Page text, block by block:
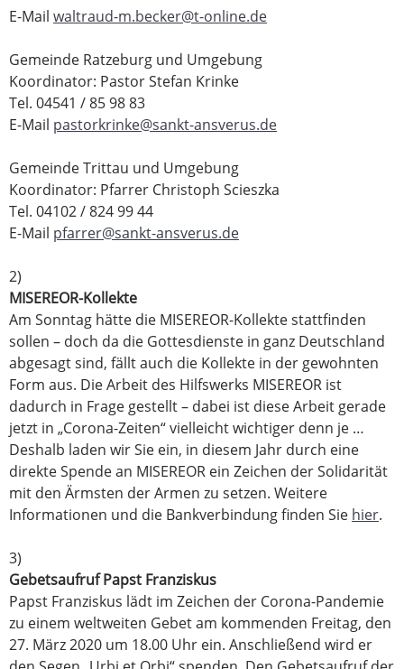
E-Mail waltraud-m.becker@t-online.de
Gemeinde Ratzeburg und Umgebung
Koordinator: Pastor Stefan Krinke
Tel. 04541 / 85 98 83
E-Mail pastorkrinke@sankt-ansverus.de
Gemeinde Trittau und Umgebung
Koordinator: Pfarrer Christoph Scieszka
Tel. 04102 / 824 99 44
E-Mail pfarrer@sankt-ansverus.de
2)
MISEREOR-Kollekte
Am Sonntag hätte die MISEREOR-Kollekte stattfinden
sollen – doch da die Gottesdienste in ganz Deutschland
abgesagt sind, fällt auch die Kollekte in der gewohnten
Form aus. Die Arbeit des Hilfswerks MISEREOR ist
dadurch in Frage gestellt – dabei ist diese Arbeit gerade
jetzt in „Corona-Zeiten“ vielleicht wichtiger denn je …
Deshalb laden wir Sie ein, in diesem Jahr durch eine
direkte Spende an MISEREOR ein Zeichen der Solidarität
mit den Ärmsten der Armen zu setzen. Weitere
Informationen und die Bankverbindung finden Sie hier.
3)
Gebetsaufruf Papst Franziskus
Papst Franziskus lädt im Zeichen der Corona-Pandemie
zu einem weltweiten Gebet am kommenden Freitag, den
27. März 2020 um 18.00 Uhr ein. Anschließend wird er